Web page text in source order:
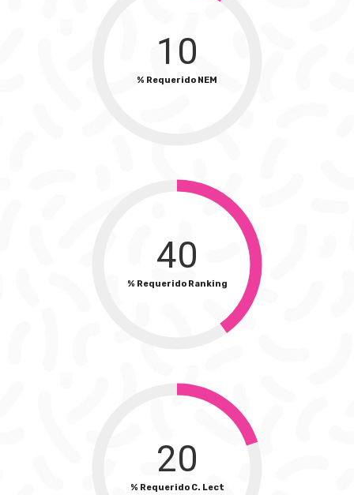
10
% Requerido NEM
40
% Requerido Ranking
20
% Requerido C. Lect